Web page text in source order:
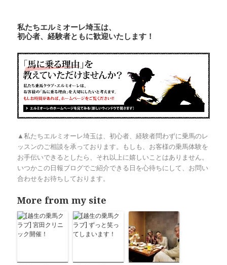
私たちエルミオーレ埼玉は、
初心者、経験者ともに歓迎いたします！
▲私たちエルミオーレ埼玉は、初心者、経験者問わずに乗馬のレ
ッスンのご相談を承っております。もしも、お客様の乗馬体験を
お手伝いできるとしたら、それ以上に嬉しいことはありません。
いつかこの日報ブログでご紹介できる日を心待ちにして、お問い
合わせをお待ちしております。
More from my site